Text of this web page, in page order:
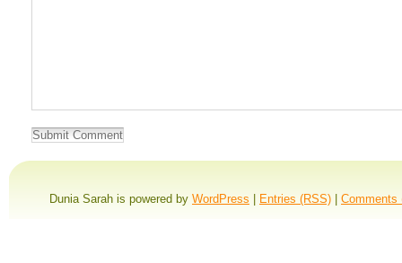
Dunia Sarah is powered by WordPress | Entries (RSS) | Comments